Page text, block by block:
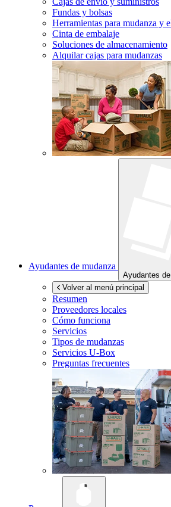
Fundas y bolsas
Herramientas para mudanza y
Cinta de embalaje
Soluciones de almacenamiento
Alquilar cajas para mudanzas
Ayudantes de mudanza
Ayudantes
Volver al menú principal
Resumen
Proveedores locales
Cómo funciona
Servicios
Tipos de mudanzas
Servicios U-Box
Preguntas frecuentes